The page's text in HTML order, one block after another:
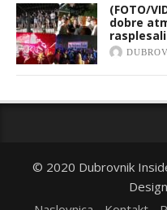
(FOTO/
dobre
© 2020 Dubrovnik